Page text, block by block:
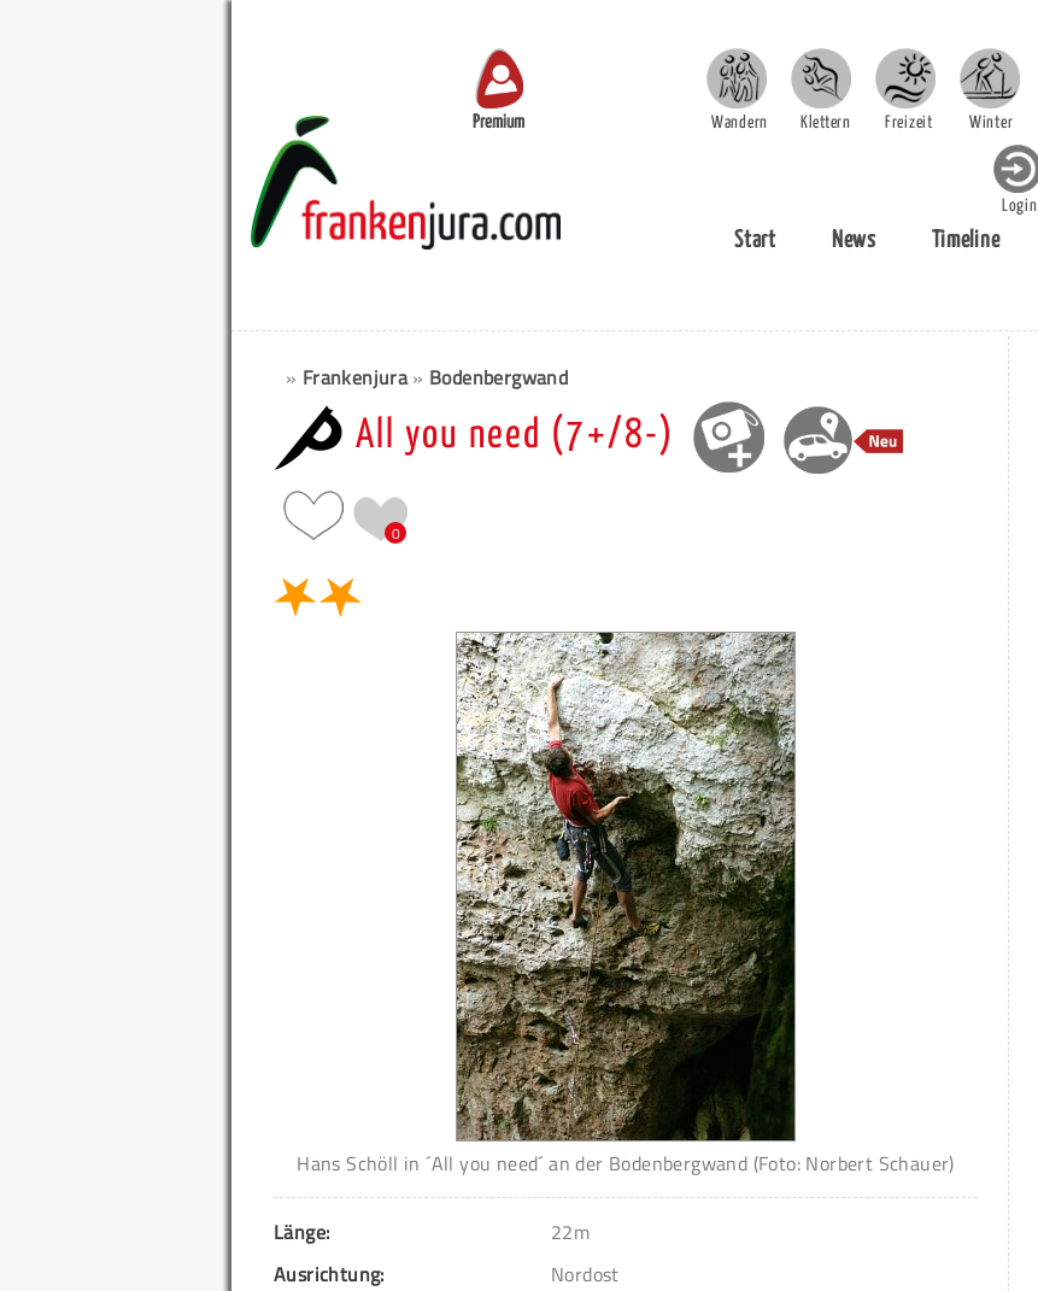
Premium Wandern Klettern Freizeit Winter
Login
Start News Timeline
» Frankenjura» Bodenbergwand
All you need (7+/8-)
0
Hans Schöll in ´All you need´ an der Bodenbergwand (Foto: Norbert Schauer)
Länge:
22m
Ausrichtung:
Nordost